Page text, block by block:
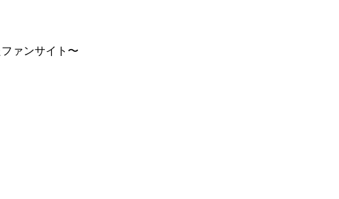
ァンサイト〜